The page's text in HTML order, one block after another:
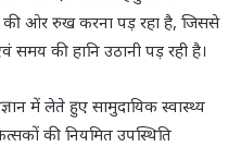
की ओर रुख करना पड़ रहा है, जिससे
की हानि उठानी पड़ रही है।
में लेते हुए सामुदायिक स्वास्थ्य
की नियमित उपस्थिति